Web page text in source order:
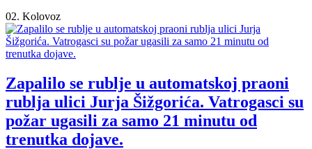
02. Kolovoz
Zapalilo se rublje u automatskoj praoni
rublja ulici Jurja Šižgorića. Vatrogasci su
požar ugasili za samo 21 minutu od
trenutka dojave.